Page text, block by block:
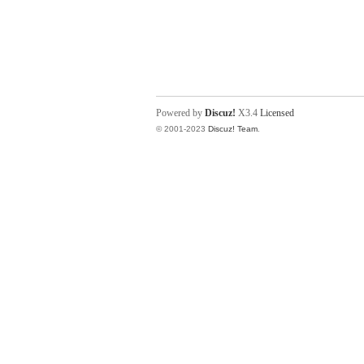
Powered by Discuz! X3.4 Licensed
© 2001-2023 Discuz! Team